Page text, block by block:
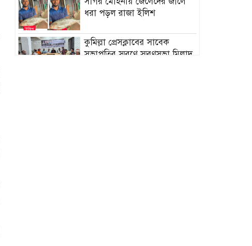
ধরা পড়ল রাজা ইলিশ
কুমিল্লা প্রেসক্লাবের সাবেক
সভাপতির স্মরণে স্মরণসভা মিলাদ